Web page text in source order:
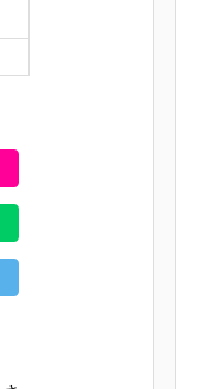
】
改
動フ
【バ
より
♪